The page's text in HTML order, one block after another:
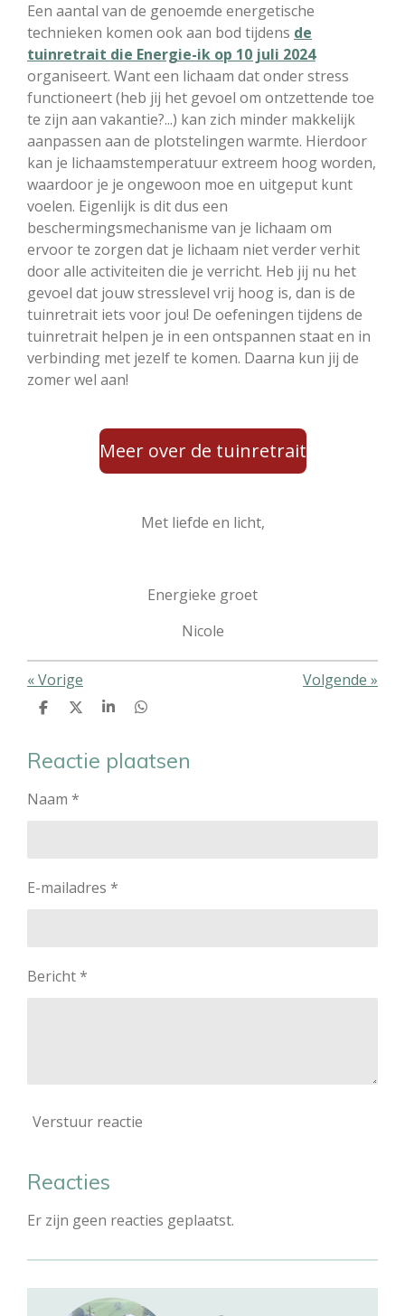
Een aantal van de genoemde energetische
technieken komen ook aan bod tijdens de
tuinretrait die Energie-ik op 10 juli 2024
organiseert. Want een lichaam dat onder stress
functioneert (heb jij het gevoel om ontzettende toe
te zijn aan vakantie?...) kan zich minder makkelijk
aanpassen aan de plotstelingen warmte. Hierdoor
kan je lichaamstemperatuur extreem hoog worden,
waardoor je je ongewoon moe en uitgeput kunt
voelen. Eigenlijk is dit dus een
beschermingsmechanisme van je lichaam om
ervoor te zorgen dat je lichaam niet verder verhit
door alle activiteiten die je verricht. Heb jij nu het
gevoel dat jouw stresslevel vrij hoog is, dan is de
tuinretrait iets voor jou! De oefeningen tijdens de
tuinretrait helpen je in een ontspannen staat en in
verbinding met jezelf te komen. Daarna kun jij de
zomer wel aan!
Meer over de tuinretrait
Met liefde en licht,
Energieke groet
Nicole
«Vorige Volgende »
D
e
n
D
l
S
r
e
D
e
n
Reactie plaatsen
Naam *
E-mailadres *
Bericht *
Verstuur reactie
Reacties
Er zijn geen reacties geplaatst.